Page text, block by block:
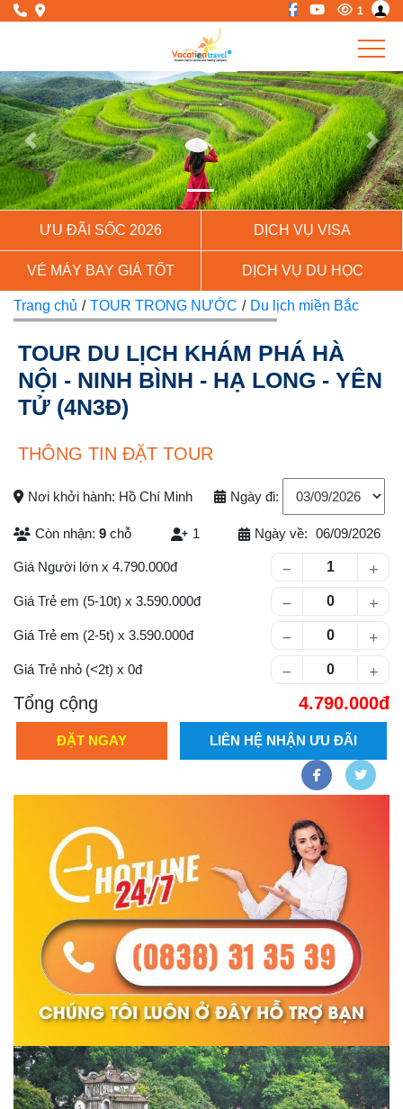
1
Previous Next
ƯU ĐÃI SỐC 2026 DỊCH VỤ VISA
VÉ MÁY BAY GIÁ TỐT DỊCH VỤ DU HỌC
Trang chủ / TOUR TRONG NƯỚC / Du lịch miền Bắc
TOUR DU LỊCH KHÁM PHÁ HÀ
NỘI - NINH BÌNH - HẠ LONG - YÊN
TỬ (4N3Đ)
THÔNG TIN ĐẶT TOUR
Nơi khởi hành: Hồ Chí Minh Ngày đi:
Còn nhận: 9 chỗ
Số lượng khách
1 Ngày về: 06/09/2026
Giá Người lớn x 4.790.000
Giá Trẻ em (5-10t) x 3.590.000
Giá Trẻ em (2-5t) x 3.590.000
Giá Trẻ nhỏ (<2t) x 0
Tổng cộng 4.790.000